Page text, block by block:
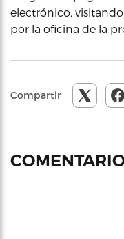
electrónico,
por la oficina de la
Compartir